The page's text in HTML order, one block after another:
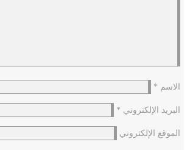
الاسم *
البريد الإلكتروني *
الموقع الإلكتروني